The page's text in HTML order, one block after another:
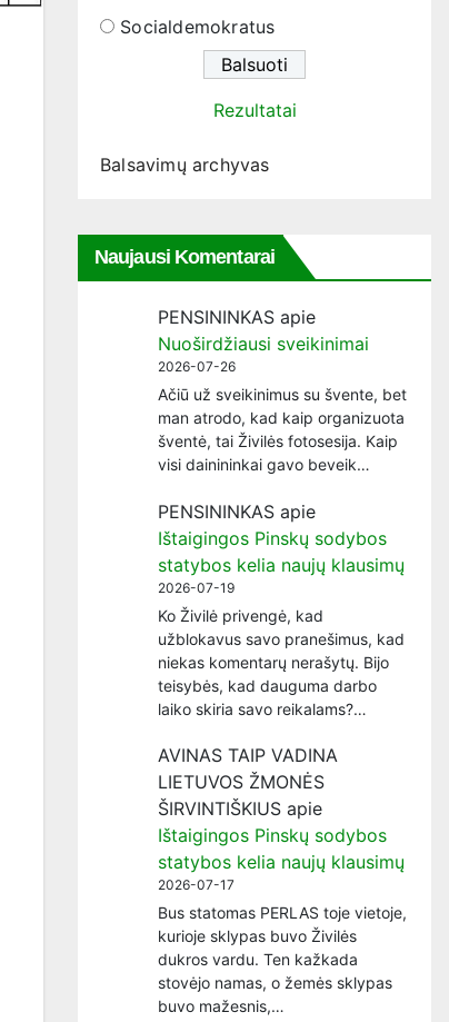
Socialdemokratus
Rezultatai
Balsavimų archyvas
Naujausi Komentarai
PENSININKAS apie
Nuoširdžiausi sveikinimai
2026-07-26
Ačiū už sveikinimus su švente, bet
man atrodo, kad kaip organizuota
šventė, tai Živilės fotosesija. Kaip
visi dainininkai gavo beveik…
PENSININKAS apie
Ištaigingos Pinskų sodybos
statybos kelia naujų klausimų
2026-07-19
Ko Živilė privengė, kad
užblokavus savo pranešimus, kad
niekas komentarų nerašytų. Bijo
teisybės, kad dauguma darbo
laiko skiria savo reikalams?…
AVINAS TAIP VADINA
LIETUVOS ŽMONĖS
ŠIRVINTIŠKIUS apie
Ištaigingos Pinskų sodybos
statybos kelia naujų klausimų
2026-07-17
Bus statomas PERLAS toje vietoje,
kurioje sklypas buvo Živilės
dukros vardu. Ten kažkada
stovėjo namas, o žemės sklypas
buvo mažesnis,…